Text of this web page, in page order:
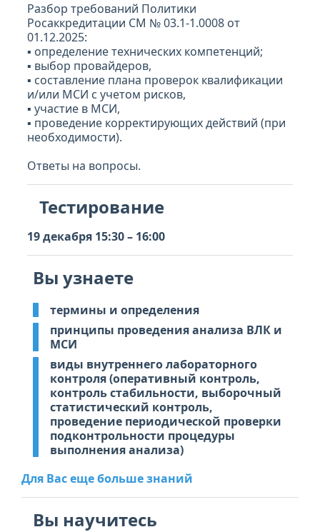
Разбор требований Политики
Росаккредитации СМ № 03.1-1.0008 от
01.12.2025:
▪ определение технических компетенций;
▪ выбор провайдеров,
▪ составление плана проверок квалификации
и/или МСИ с учетом рисков,
▪ участие в МСИ,
▪ проведение корректирующих действий (при
необходимости).
Ответы на вопросы.
Тестирование
19 декабря 15:30 – 16:00
Вы узнаете
термины и определения
принципы проведения анализа ВЛК и
МСИ
виды внутреннего лабораторного
контроля (оперативный контроль,
контроль стабильности, выборочный
статистический контроль,
проведение периодической проверки
подконтрольности процедуры
выполнения анализа)
Для Вас еще больше знаний
Вы научитесь